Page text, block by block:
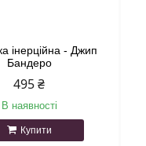
інерційна - Джип
Бандеро
495 ₴
В наявності
Купити